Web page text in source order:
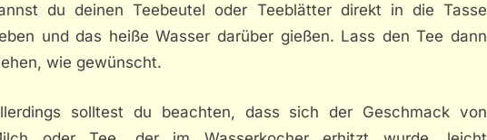
du deinen Teebeutel oder Teeblätter direkt in die Tasse
und das heiße Wasser darüber gießen. Lass den Tee dann
wie gewünscht.
solltest du beachten, dass sich der Geschmack von